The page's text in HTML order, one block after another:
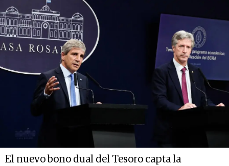
El nuevo bono dual del Tesoro capta la